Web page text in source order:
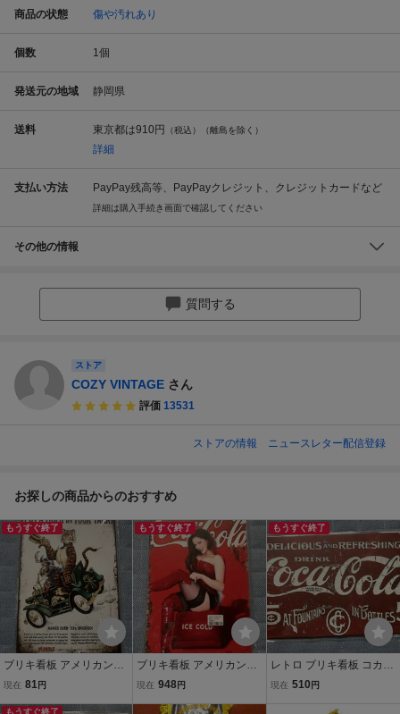
商品の状態 傷や汚れあり
個数 1個
発送元の地域 静岡県
送料 東京都は910円 （税込）（離島を除く）
詳細
支払い方法 PayPay残高等、PayPayクレジット、クレジットカードなど
詳細は購入手続き画面で確認してください
その他の情報
質問する
ストア
COZY VINTAGE さん
評価 13531
ストアの情報 ニュースレター配信登録
お探しの商品からのおすすめ
もうすぐ終了
ブリキ看板 アメリカン雑
貨 レトロ メタルサインプ
現在 81円
もうすぐ終了
ブリキ看板 アメリカン雑
貨 レトロ アンティーク調
現在 948円
もうすぐ終了
レトロ ブリキ看板 コカコ
ーラ アメリカン雑貨 アン
現在 510 円
もうすぐ終了